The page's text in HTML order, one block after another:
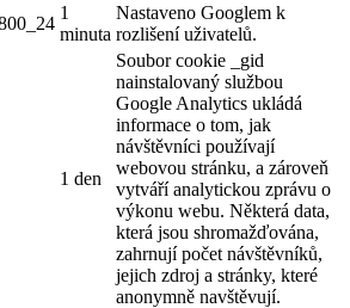
1
minuta
Nastaveno Googlem k
rozlišení uživatelů.
1 den
Soubor cookie _gid
nainstalovaný službou
Google Analytics ukládá
informace o tom, jak
návštěvníci používají
webovou stránku, a zároveň
vytváří analytickou zprávu o
výkonu webu. Některá data,
která jsou shromažďována,
zahrnují počet návštěvníků,
jejich zdroj a stránky, které
anonymně navštěvují.